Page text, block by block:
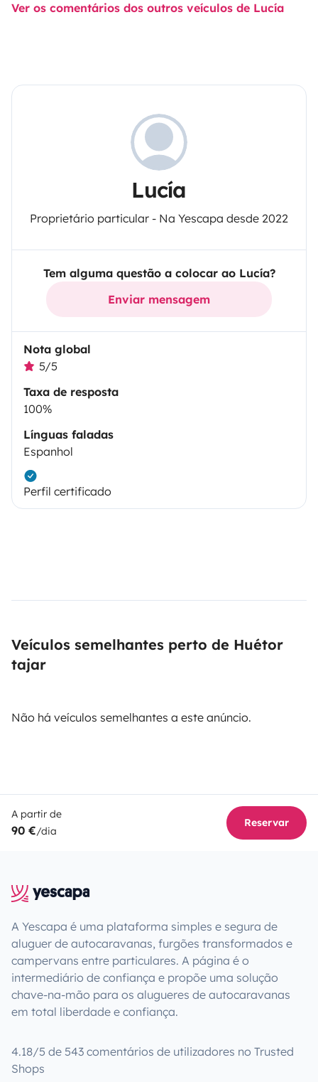
Ver os comentários dos outros veículos de Lucía
Lucía
Proprietário particular - Na Yescapa desde 2022
Tem alguma questão a colocar ao Lucía?
Enviar mensagem
Nota global
5/5
Taxa de resposta
100%
Línguas faladas
Espanhol
Perfil certificado
Veículos semelhantes perto de Huétor
tajar
Não há veículos semelhantes a este anúncio.
A partir de
90 €/dia
Reservar
A Yescapa é uma plataforma simples e segura de
aluguer de autocaravanas, furgões transformados e
campervans entre particulares. A página é o
intermediário de confiança e propõe uma solução
chave-na-mão para os alugueres de autocaravanas
em total liberdade e confiança.
4.18/5 de 543 comentários de utilizadores no Trusted
Shops